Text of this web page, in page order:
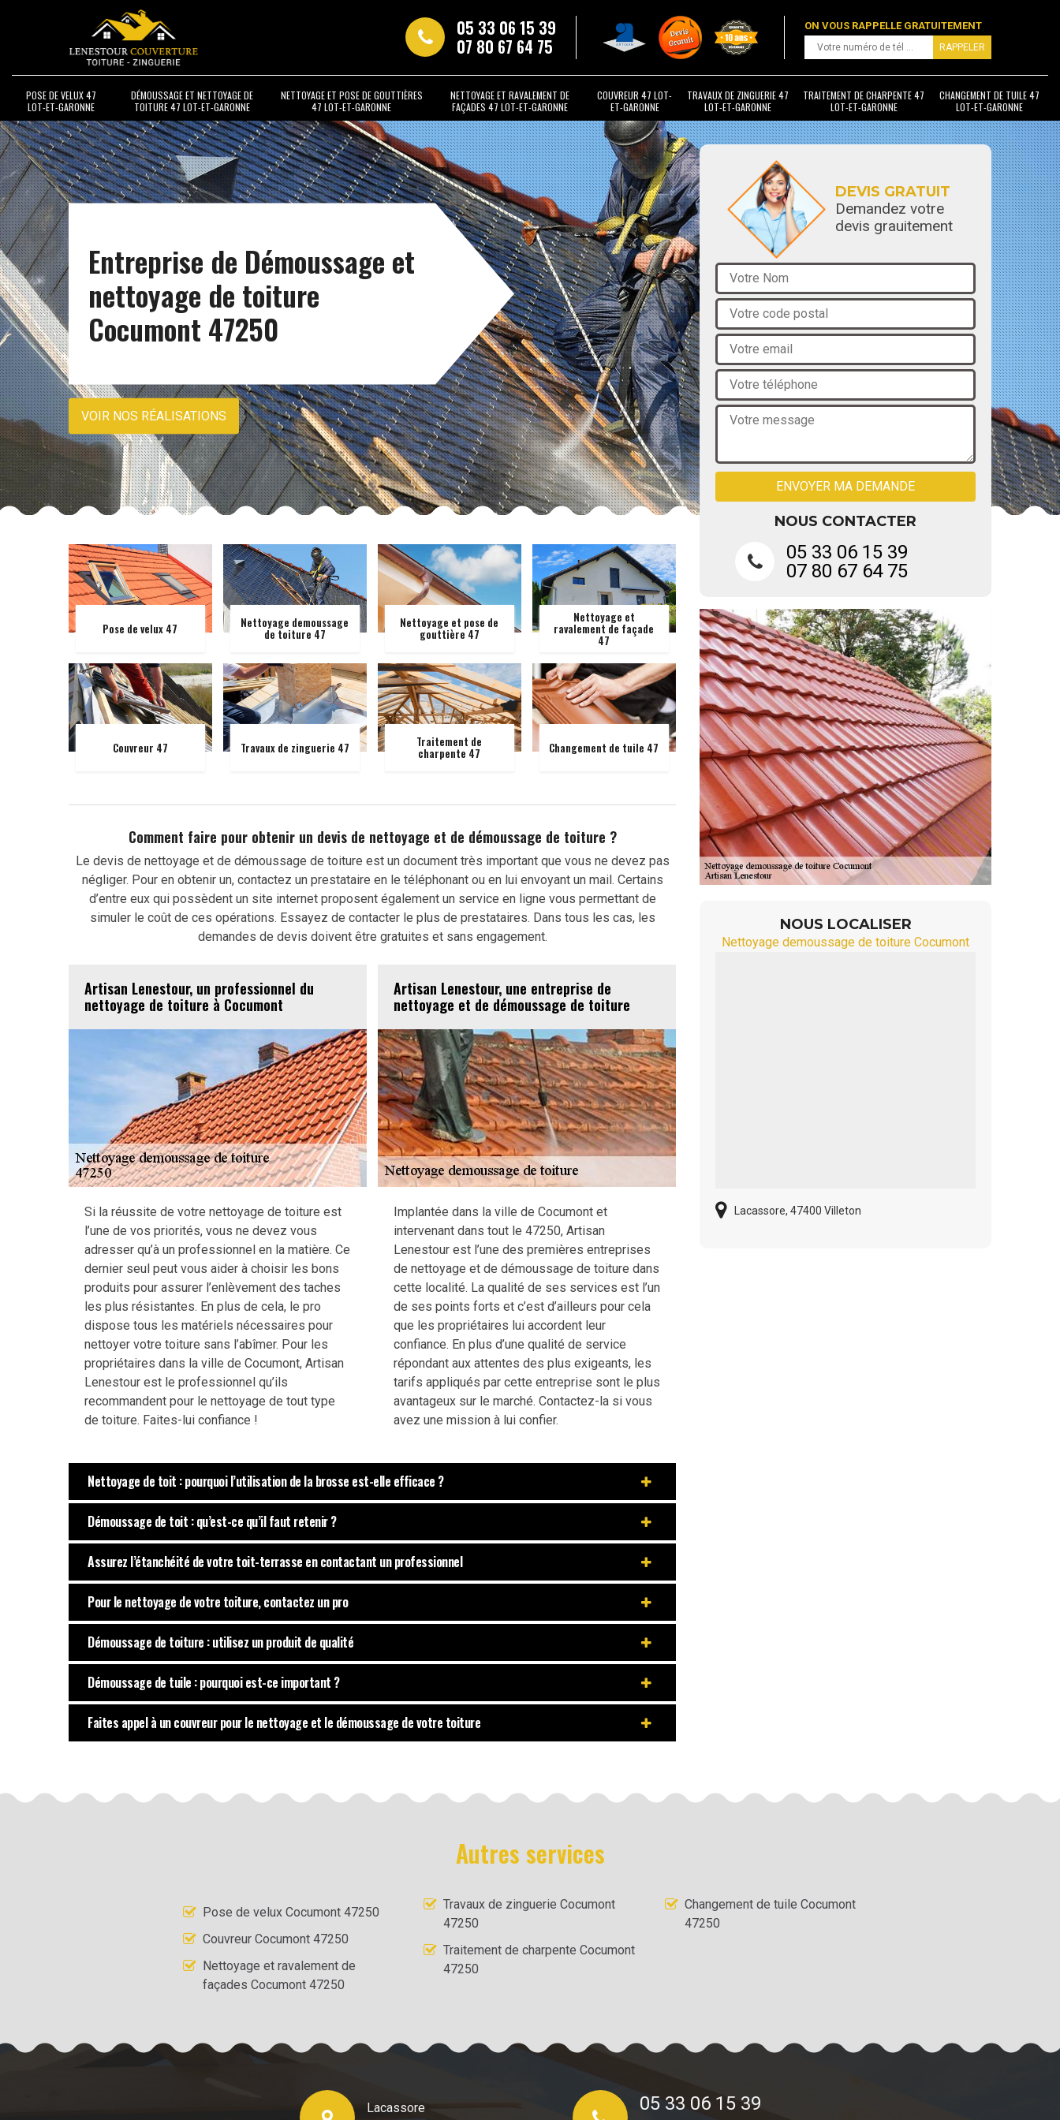
05 33 06 15 39
07 80 67 64 75
ON VOUS RAPPELLE GRATUITEMENT
POSE DE VELUX 47
LOT-ET-GARONNE
DÉMOUSSAGE ET NETTOYAGE DE
TOITURE 47 LOT-ET-GARONNE
NETTOYAGE ET POSE DE GOUTTIÈRES
47 LOT-ET-GARONNE
NETTOYAGE ET RAVALEMENT DE
FAÇADES 47 LOT-ET-GARONNE
COUVREUR 47 LOT-
ET-GARONNE
TRAVAUX DE ZINGUERIE 47
LOT-ET-GARONNE
TRAITEMENT DE CHARPENTE 47
LOT-ET-GARONNE
CHANGEMENT DE TUILE 47
LOT-ET-GARONNE
Entreprise de Démoussage et
nettoyage de toiture
Cocumont 47250
VOIR NOS RÉALISATIONS
Pose de velux 47 Nettoyage demoussage
de toiture 47
Nettoyage et pose de
gouttière 47
Nettoyage et
ravalement de façade
47
Couvreur 47 Travaux de zinguerie 47 Traitement de
charpente 47 Changement de tuile 47
Comment faire pour obtenir un devis de nettoyage et de démoussage de toiture ?
Le devis de nettoyage et de démoussage de toiture est un document très important que vous ne devez pas
négliger. Pour en obtenir un, contactez un prestataire en le téléphonant ou en lui envoyant un mail. Certains
d’entre eux qui possèdent un site internet proposent également un service en ligne vous permettant de
simuler le coût de ces opérations. Essayez de contacter le plus de prestataires. Dans tous les cas, les
demandes de devis doivent être gratuites et sans engagement.
Artisan Lenestour, un professionnel du
nettoyage de toiture à Cocumont
Si la réussite de votre nettoyage de toiture est
l’une de vos priorités, vous ne devez vous
adresser qu’à un professionnel en la matière. Ce
dernier seul peut vous aider à choisir les bons
produits pour assurer l’enlèvement des taches
les plus résistantes. En plus de cela, le pro
dispose tous les matériels nécessaires pour
nettoyer votre toiture sans l’abîmer. Pour les
propriétaires dans la ville de Cocumont, Artisan
Lenestour est le professionnel qu’ils
recommandent pour le nettoyage de tout type
de toiture. Faites-lui confiance !
Artisan Lenestour, une entreprise de
nettoyage et de démoussage de toiture
Implantée dans la ville de Cocumont et
intervenant dans tout le 47250, Artisan
Lenestour est l’une des premières entreprises
de nettoyage et de démoussage de toiture dans
cette localité. La qualité de ses services est l’un
de ses points forts et c’est d’ailleurs pour cela
que les propriétaires lui accordent leur
confiance. En plus d’une qualité de service
répondant aux attentes des plus exigeants, les
tarifs appliqués par cette entreprise sont le plus
avantageux sur le marché. Contactez-la si vous
avez une mission à lui confier.
Nettoyage de toit : pourquoi l’utilisation de la brosse est-elle efficace ?
Démoussage de toit : qu’est-ce qu’il faut retenir ?
Assurez l’étanchéité de votre toit-terrasse en contactant un professionnel
Pour le nettoyage de votre toiture, contactez un pro
Démoussage de toiture : utilisez un produit de qualité
Démoussage de tuile : pourquoi est-ce important ?
Faites appel à un couvreur pour le nettoyage et le démoussage de votre toiture
DEVIS GRATUIT
Demandez votre
devis grauitement
NOUS CONTACTER
05 33 06 15 39
07 80 67 64 75
NOUS LOCALISER
Nettoyage demoussage de toiture Cocumont
Lacassore, 47400 Villeton
Autres services
Pose de velux Cocumont 47250
Couvreur Cocumont 47250
Nettoyage et ravalement de
façades Cocumont 47250
Travaux de zinguerie Cocumont
47250
Traitement de charpente Cocumont
47250
Changement de tuile Cocumont
47250
Lacassore
05 33 06 15 39